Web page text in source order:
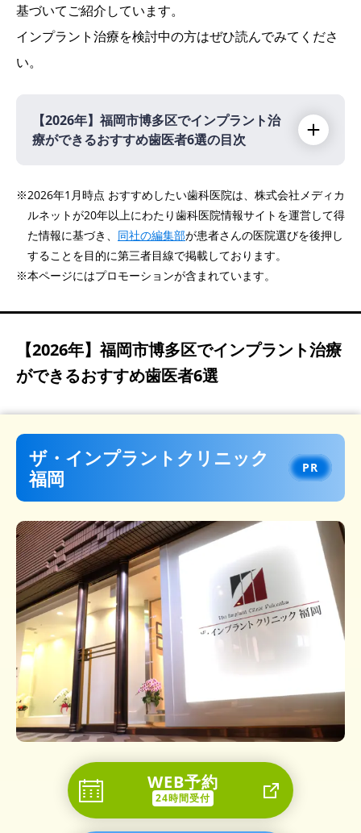
基づいてご紹介しています。
インプラント治療を検討中の方はぜひ読んでみてくださ
い。
【2026年】 福岡市博多区でインプラント治
療ができるおすすめ歯医者6選の目次
ザ・インプラントクリニック福岡 PR
いりえ歯科口腔外科クリニック
医療法人 むらつ歯科クリニック
デンタルチームジャパン
※2026年1月時点 おすすめしたい歯科医院は、株式会社メディカ
ルネットが20年以上にわたり歯科医院情報サイトを運営して得
た情報に基づき、 同社の編集部が患者さんの医院選びを後押し
することを目的に第三者目線で掲載しております。
※本ページにはプロモーションが含まれています。
【2026年】福岡市博多区でインプラント治療
ができるおすすめ歯医者6選
ザ・インプラントクリニック
福岡
WEB予約
24時間受付